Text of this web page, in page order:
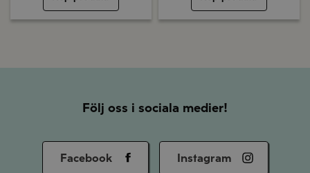
Följ oss i sociala medier!
Facebook Instagram